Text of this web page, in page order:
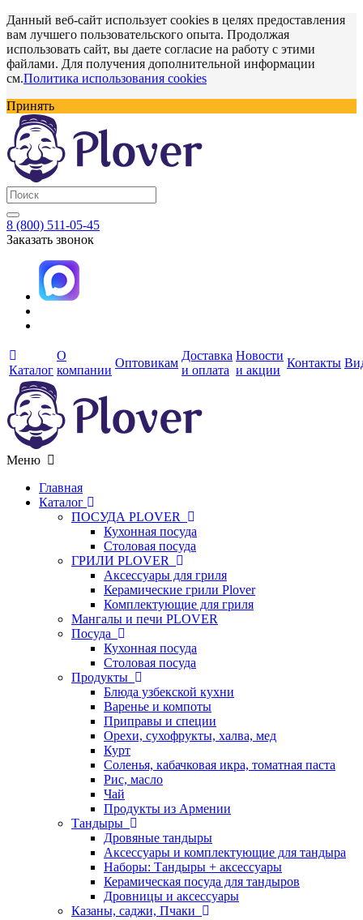
Данный веб-сайт использует cookies в целях предоставления
вам лучшего пользовательского опыта. Продолжая
использовать сайт, вы даете согласие на работу с этими
файлами. Для получения дополнительной информации
см.Политика использования cookies
Принять
8 (800) 511-05-45
Заказать звонок
Каталог
О
компании
Оптовикам
Доставка
и оплата
Новости
и акции
Контакты
Меню
Главная
Каталог
ПОСУДА PLOVER
Кухонная посуда
Столовая посуда
ГРИЛИ PLOVER
Аксессуары для гриля
Керамические грили Plover
Комплектующие для гриля
Мангалы и печи PLOVER
Посуда
Кухонная посуда
Столовая посуда
Продукты
Блюда узбекской кухни
Варенье и компоты
Приправы и специи
Орехи, сухофрукты, халва, мед
Курт
Соленья, кабачковая икра, томатная паста
Рис, масло
Чай
Продукты из Армении
Тандыры
Дровяные тандыры
Аксессуары и комплектующие для тандыра
Наборы: Тандыры + аксессуары
Керамическая посуда для тандыров
Дровницы и аксессуары
Казаны, саджи, Пчаки